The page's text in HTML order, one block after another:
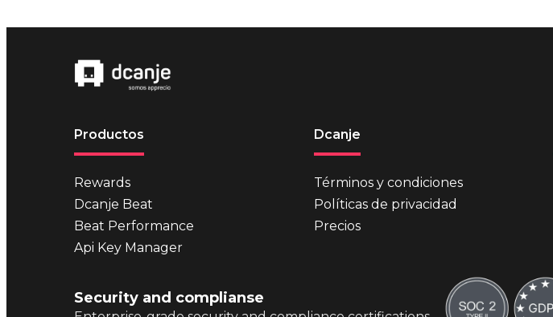
Productos
Rewards
Dcanje Beat
Beat Performance
Api Key Manager
Dcanje
Términos y condiciones
Políticas de privacidad
Precios
Security and complianse